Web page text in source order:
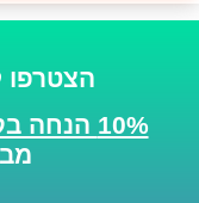
הצטרפו
10% הנחה בקנייה הבאה